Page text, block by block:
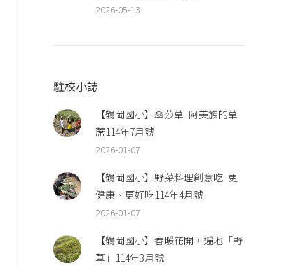
2026-05-13
駐校小誌
【鶴岡國小】傘莎草–阿美族的草
蓆114年7月號
2026-01-07
【鶴岡國小】野菜料理創意吃–更
健康、更好吃114年4月號
2026-01-07
【鶴岡國小】春暖花開，遍地「野
草」114年3月號